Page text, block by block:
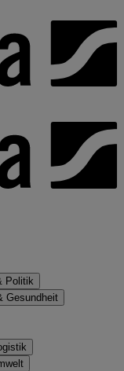
Politik
Gesundheit